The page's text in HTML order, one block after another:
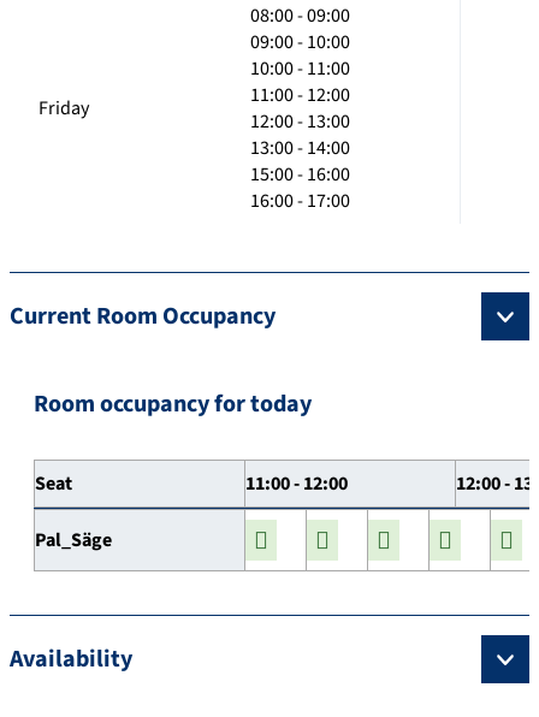
Friday
08:00 - 09:00
09:00 - 10:00
10:00 - 11:00
11:00 - 12:00
12:00 - 13:00
13:00 - 14:00
15:00 - 16:00
16:00 - 17:00
Current Room Occupancy
Room occupancy for today
Seat 11:00 - 12:00 12:00 -
Pal_Säge
Availability